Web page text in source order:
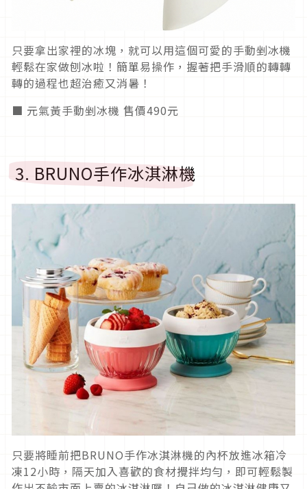
只要拿出家裡的冰塊，就可以用這個可愛的手動剉冰機
輕鬆在家做刨冰啦！簡單易操作，握著把手滑順的轉轉
轉的過程也超治癒又消暑！
■ 元氣黃手動剉冰機 售價490元
3. BRUNO手作冰淇淋機
只要將睡前把BRUNO手作冰淇淋機的內杯放進冰箱冷
凍12小時，隔天加入喜歡的食材攪拌均勻，即可輕鬆製